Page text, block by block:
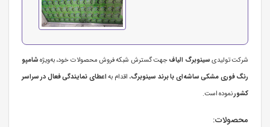
شرکت تولیدیسینوبرگ الیافجهت گسترش شبکه فروش محصولات خود، به‌ویژهشامپو
رنگ فوری مشکی ساشه‌ای با برند سینوبرگ، اقدام بهاعطای نمایندگی فعال در سراسر
کشورنموده است.
محصولات: